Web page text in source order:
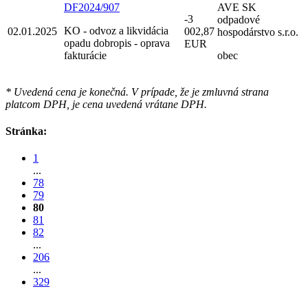
02.01.2025
DF2024/907
KO - odvoz a likvidácia
opadu dobropis - oprava
fakturácie
-3
002,87
EUR
AVE SK
odpadové
hospodárstvo s.r.o.
obec
* Uvedená cena je konečná. V prípade, že je zmluvná strana
platcom DPH, je cena uvedená vrátane DPH.
Stránka:
1
...
78
79
80
81
82
...
206
...
329